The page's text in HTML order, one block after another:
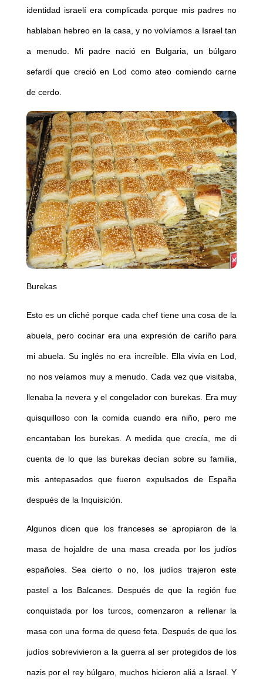
identidad israelí era complicada porque mis padres no
hablaban hebreo en la casa, y no volvíamos a Israel tan
a menudo. Mi padre nació en Bulgaria, un búlgaro
sefardí que creció en Lod como ateo comiendo carne
de cerdo.
Burekas
Esto es un cliché porque cada chef tiene una cosa de la
abuela, pero cocinar era una expresión de cariño para
mi abuela. Su inglés no era increíble. Ella vivía en Lod,
no nos veíamos muy a menudo. Cada vez que visitaba,
llenaba la nevera y el congelador con burekas. Era muy
quisquilloso con la comida cuando era niño, pero me
encantaban los burekas. A medida que crecía, me di
cuenta de lo que las burekas decían sobre su familia,
mis antepasados que fueron expulsados de España
después de la Inquisición.
Algunos dicen que los franceses se apropiaron de la
masa de hojaldre de una masa creada por los judíos
españoles. Sea cierto o no, los judíos trajeron este
pastel a los Balcanes. Después de que la región fue
conquistada por los turcos, comenzaron a rellenar la
masa con una forma de queso feta. Después de que los
judíos sobrevivieron a la guerra al ser protegidos de los
nazis por el rey búlgaro, muchos hicieron aliá a Israel. Y